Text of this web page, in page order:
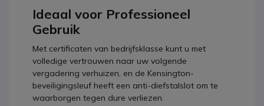
Ideaal voor Professioneel
Gebruik
Met certificaten van bedrijfsklasse kunt u met
volledige vertrouwen naar uw volgende
vergadering verhuizen, en de Kensington-
beveiligingsleuf heeft een anti-diefstalslot om te
waarborgen tegen dure verliezen.